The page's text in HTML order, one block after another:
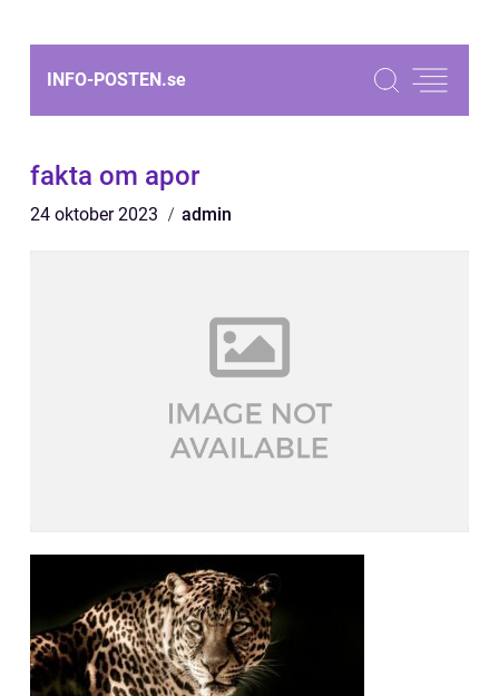
INFO-POSTEN.se
fakta om apor
24 oktober 2023 admin